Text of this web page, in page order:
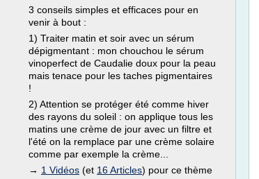
3 conseils simples et efficaces pour en
venir à bout :
1) Traiter matin et soir avec un sérum
dépigmentant : mon chouchou le sérum
vinoperfect de Caudalie doux pour la peau
mais tenace pour les taches pigmentaires
!
2) Attention se protéger été comme hiver
des rayons du soleil : on applique tous les
matins une crème de jour avec un filtre et
l'été on la remplace par une crème solaire
comme par exemple la crème...
→ 1 Vidéos (et 16 Articles) pour ce thème